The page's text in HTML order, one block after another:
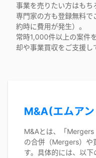
事業を売りたい方はもち
専門家の方も登録無料
約時に費用が発生）。
常時1,000件以上の案件
却や事業買収をご支援し
M&A(エムア
M&Aとは、「
の合併（Mergers）や
す。具体的には、以下